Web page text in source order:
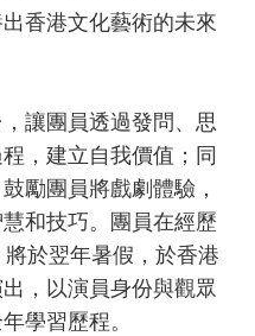
香港文化藝術的未來
讓團員透過發問、思
，建立自我價值；同
勵團員將戲劇體驗，
和技巧。團員在經歷
於翌年暑假，於香港
，以演員身份與觀眾
學習歷程。